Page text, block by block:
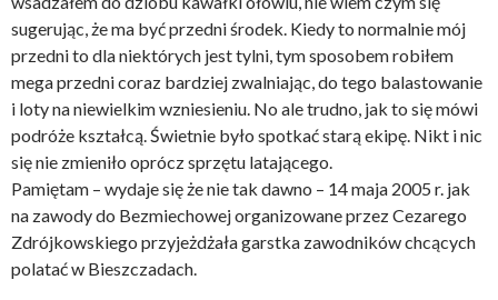
sugerując, że ma być przedni środek. Kiedy to normalnie mój
przedni to dla niektórych jest tylni, tym sposobem robiłem
mega przedni coraz bardziej zwalniając, do tego balastowanie
i loty na niewielkim wzniesieniu. No ale trudno, jak to się mówi
podróże kształcą. Świetnie było spotkać starą ekipę. Nikt i nic
się nie zmieniło oprócz sprzętu latającego.
Pamiętam – wydaje się że nie tak dawno – 14 maja 2005 r. jak
na zawody do Bezmiechowej organizowane przez Cezarego
Zdrójkowskiego przyjeżdżała garstka zawodników chcących
polatać w Bieszczadach.